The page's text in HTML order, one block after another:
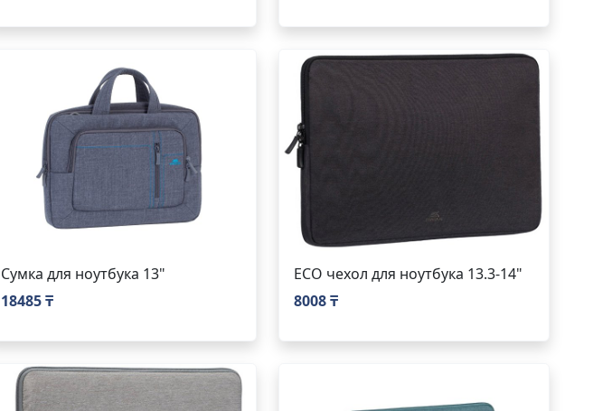
Сумка для ноутбука 13"
18485 ₸
ECO чехол для ноутбука 13.3-14"
8008 ₸